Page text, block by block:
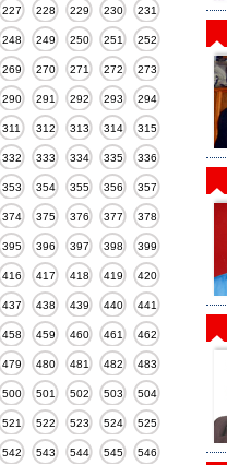
227 228 229 230 231
248 249 250 251 252
269 270 271 272 273
290 291 292 293 294
311 312 313 314 315
332 333 334 335 336
353 354 355 356 357
374 375 376 377 378
395 396 397 398 399
416 417 418 419 420
437 438 439 440 441
458 459 460 461 462
479 480 481 482 483
500 501 502 503 504
521 522 523 524 525
542 543 544 545 546